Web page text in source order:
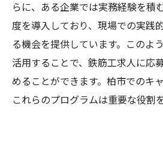
らに、ある企業では実務経験を積
度を導入しており、現場での実践
る機会を提供しています。このよ
活用することで、鉄筋工求人に応
めることができます。柏市でのキ
これらのプログラムは重要な役割